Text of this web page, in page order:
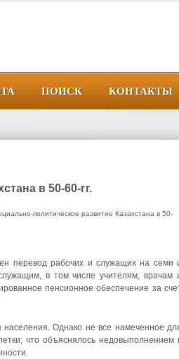
ПОИСК КОНТАКТЫ
в 50-60-гг.
политическое развитие Казахстана в 50-
перевод рабочих и служащих на семи
в том числе учителям, врачам
пенсионное обеспечение за
Однако не все намеченное
что объяснялось недовыполнением